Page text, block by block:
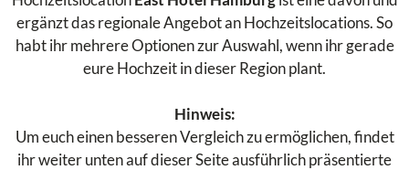
ergänzt das regionale Angebot an Hochzeitslocations. So
habt ihr mehrere Optionen zur Auswahl, wenn ihr gerade
eure Hochzeit in dieser Region plant.
Hinweis:
Um euch einen besseren Vergleich zu ermöglichen, findet
ihr weiter unten auf dieser Seite ausführlich präsentierte